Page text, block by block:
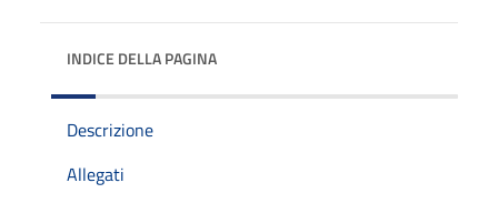
INDICE DELLA PAGINA
Descrizione
Allegati